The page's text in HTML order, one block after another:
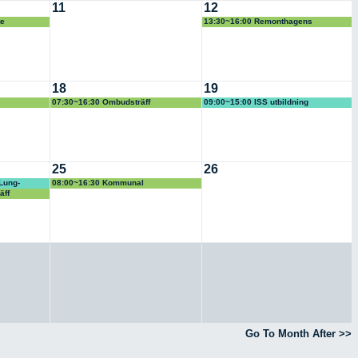
11 12
13:30~16:00 Remonthagens
koloniförening
18
07:30~16:30 Ombudsträff
19
09:00~15:00 ISS utbildning
25
08:00~16:30 Kommunal
Ombudsutbildning
26
Go To Month After >>